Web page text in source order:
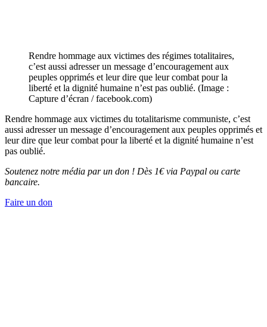
Rendre hommage aux victimes des régimes totalitaires,
c’est aussi adresser un message d’encouragement aux
peuples opprimés et leur dire que leur combat pour la
liberté et la dignité humaine n’est pas oublié. (Image :
Capture d’écran / facebook.com)
Rendre hommage aux victimes du totalitarisme communiste, c’est
aussi adresser un message d’encouragement aux peuples opprimés et
leur dire que leur combat pour la liberté et la dignité humaine n’est
pas oublié.
Soutenez notre média par un don ! Dès 1€ via Paypal ou carte
bancaire.
Faire un don